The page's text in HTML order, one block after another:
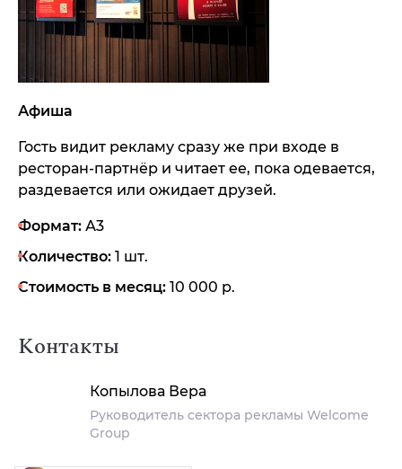
Афиша
Гость видит рекламу сразу же при входе в
ресторан-партнёр и читает ее, пока одевается,
раздевается или ожидает друзей.
Формат: А3
Количество: 1 шт.
Стоимость в месяц: 10 000 р.
Контакты
Копылова Вера
Руководитель сектора рекламы Welcome
Group
Хотите разместить рекламу
в ресторанах-партнерах Welcome